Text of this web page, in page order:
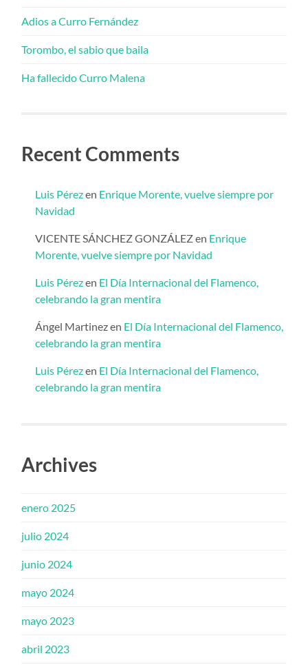
Adios a Curro Fernández
Torombo, el sabio que baila
Ha fallecido Curro Malena
Recent Comments
Luis Pérezen Enrique Morente, vuelve siempre por
Navidad
VICENTE SÁNCHEZ GONZÁLEZen Enrique
Morente, vuelve siempre por Navidad
Luis Pérezen El Día Internacional del Flamenco,
celebrando la gran mentira
Ángel Martinezen El Día Internacional del Flamenco,
celebrando la gran mentira
Luis Pérezen El Día Internacional del Flamenco,
celebrando la gran mentira
Archives
enero 2025
julio 2024
junio 2024
mayo 2024
mayo 2023
abril 2023